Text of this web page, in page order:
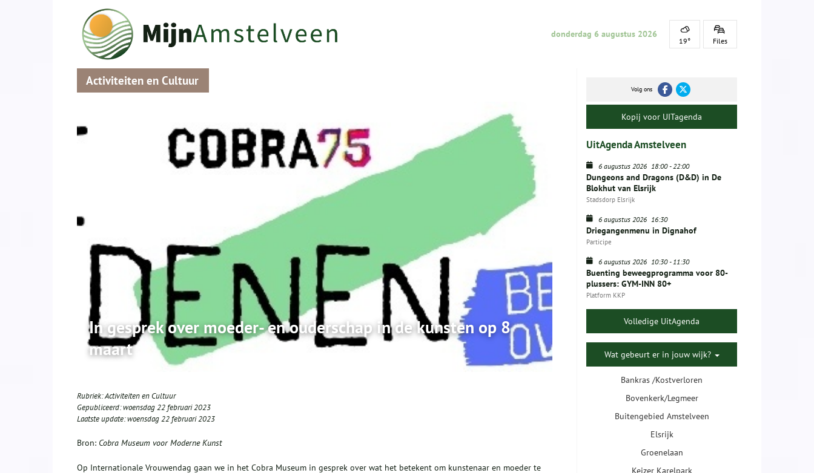
donderdag 6 augustus 2026
19° Files
Activiteiten en Cultuur
In gesprek over moeder- en ouderschap in de kunsten op 8
maart
Rubriek:Activiteiten en Cultuur
Gepubliceerd:woensdag 22 februari 2023
Laatste update:woensdag 22 februari 2023
Bron: Cobra Museum voor Moderne Kunst
Op Internationale Vrouwendag gaan we in het Cobra Museum in gesprek over wat het betekent om kunstenaar en moeder te
Volg ons
Kopij voor UITagenda
UitAgenda Amstelveen
6 augustus 2026 18:00-22:00
Dungeons and Dragons (D&D) in De
Blokhut van Elsrijk
Stadsdorp Elsrijk
6 augustus 2026 16:30
Driegangenmenu in Dignahof
Participe
6 augustus 2026 10:30-11:30
Buenting beweegprogramma voor 80-
plussers: GYM-INN 80+
Platform KKP
Volledige UitAgenda
Wat gebeurt er in jouw wijk?
Bankras /Kostverloren
Bovenkerk/Legmeer
Buitengebied Amstelveen
Elsrijk
Groenelaan
Keizer Karelpark